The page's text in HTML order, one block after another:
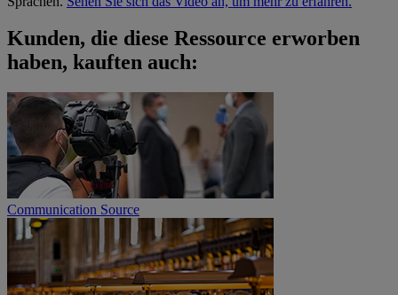
Kunden, die diese Ressource erworben
haben, kauften auch:
Communication Source